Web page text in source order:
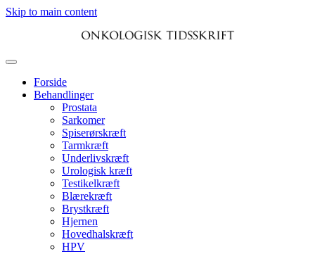
Skip to main content
Forside
Behandlinger
Prostata
Sarkomer
Spiserørskræft
Tarmkræft
Underlivskræft
Urologisk kræft
Testikelkræft
Blærekræft
Brystkræft
Hjernen
Hovedhalskræft
HPV